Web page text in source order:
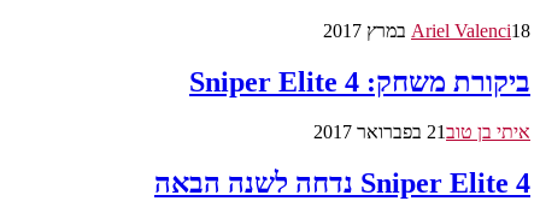
Ariel Valenci18 במרץ 2017
ביקורת משחק: Sniper Elite 4
איתי בן טוב21 בפברואר 2017
Sniper Elite 4 נדחה לשנה הבאה